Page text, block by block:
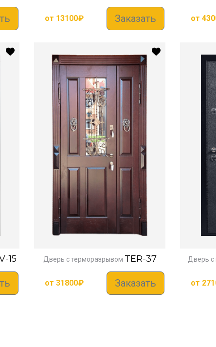
от 13100₽ Заказать от
15 Дверь с терморазрывом TER-37
от 31800₽ Заказать
Дверь с
от